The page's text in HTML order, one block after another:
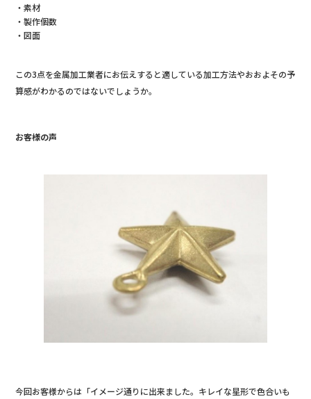
・素材
・製作個数
・図面
この3点を金属加工業者にお伝えすると適している加工方法やおおよその予
算感がわかるのではないでしょうか。
お客様の声
今回お客様からは「イメージ通りに出来ました。キレイな星形で色合いも